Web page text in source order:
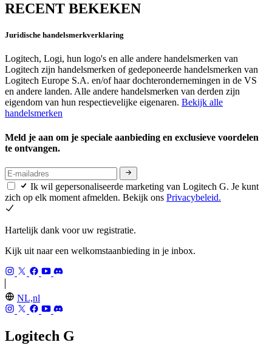
RECENT BEKEKEN
Juridische handelsmerkverklaring
Logitech, Logi, hun logo's en alle andere handelsmerken van
Logitech zijn handelsmerken of gedeponeerde handelsmerken van
Logitech Europe S.A. en/of haar dochterondernemingen in de VS
en andere landen. Alle andere handelsmerken van derden zijn
eigendom van hun respectievelijke eigenaren. Bekijk alle
handelsmerken
Meld je aan om je speciale aanbieding en exclusieve voordelen
te ontvangen.
Ik wil gepersonaliseerde marketing van Logitech G. Je kunt
zich op elk moment afmelden. Bekijk ons Privacybeleid.
Hartelijk dank voor uw registratie.
Kijk uit naar een welkomstaanbieding in je inbox.
NL,nl
Logitech G